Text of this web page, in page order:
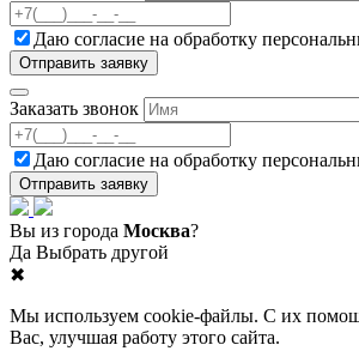
Даю согласие на обработку
Заказать звонок
Даю согласие на обработку
Вы из города Москва?
Да Выбрать другой
✖
Мы используем cookie-файлы. С их
Вас, улучшая работу этого сайта.